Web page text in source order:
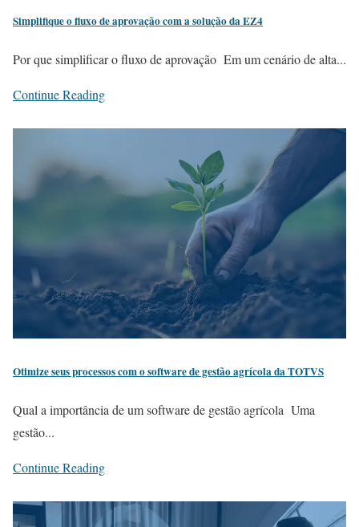
Simplifique o fluxo de aprovação com a solução da EZ4
Por que simplificar o fluxo de aprovação Em um cenário de alta...
Continue Reading
Otimize seus processos com o software de gestão agrícola da TOTVS
Qual a importância de um software de gestão agrícola Uma
gestão...
Continue Reading